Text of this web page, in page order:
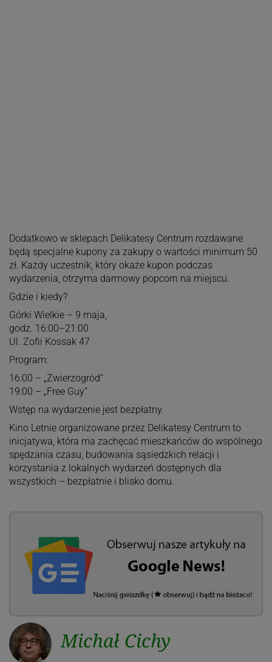
Dodatkowo w sklepach Delikatesy Centrum rozdawane
będą specjalne kupony za zakupy o wartości minimum 50
zł. Każdy uczestnik, który okaże kupon podczas
wydarzenia, otrzyma darmowy popcorn na miejscu.
Gdzie i kiedy?
Górki Wielkie – 9 maja,
godz. 16:00–21:00
Ul. Zofii Kossak 47
Program:
16:00 – „Zwierzogród”
19:00 – „Free Guy”
Wstęp na wydarzenie jest bezpłatny.
Kino Letnie organizowane przez Delikatesy Centrum to
inicjatywa, która ma zachęcać mieszkańców do wspólnego
spędzania czasu, budowania sąsiedzkich relacji i
korzystania z lokalnych wydarzeń dostępnych dla
wszystkich – bezpłatnie i blisko domu.
Michał Cichy